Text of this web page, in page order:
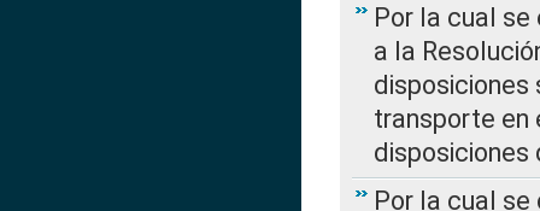
Por la cual se
a la
disposiciones
transporte en
disposiciones
Por la cual se